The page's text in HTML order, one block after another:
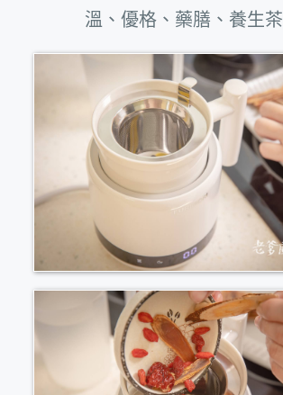
溫、優格、藥膳、養生茶